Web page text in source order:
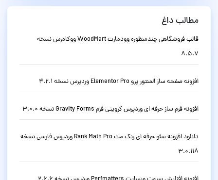
مطالب داغ
قالب فروشگاهی چندمنظوره وودمارت WoodMart ووکامرس نسخه
8.5.7
افزونه صفحه ساز المنتور پرو Elementor Pro وردپرس نسخه 4.2.1
افزونه فرم ساز حرفه ای وردپرس گرویتی فرم Gravity Forms نسخه 3.0.0
دانلود افزونه سئو حرفه ای رنک مث Rank Math Pro وردپرس فارسی نسخه
3.0.118